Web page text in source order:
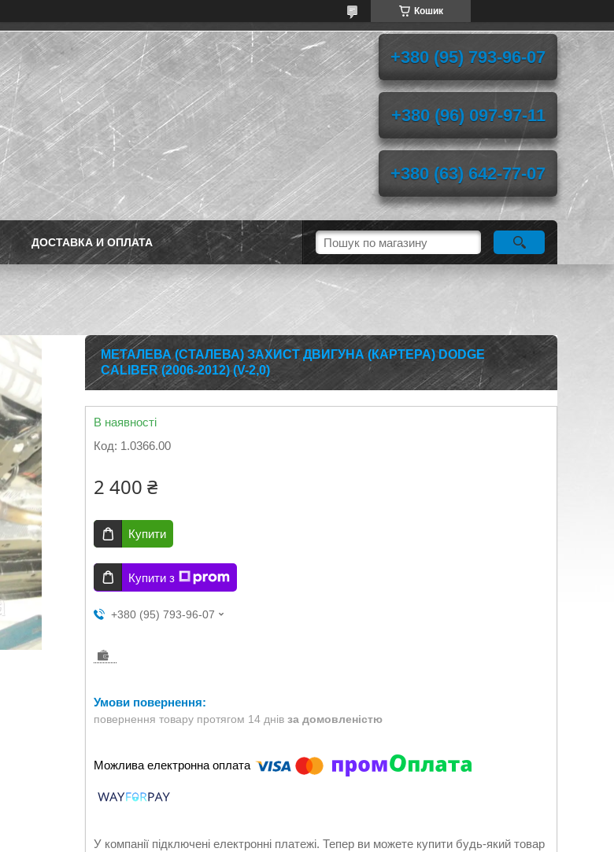
Кошик
+380 (95) 793-96-07
+380 (96) 097-97-11
+380 (63) 642-77-07
ДОСТАВКА И ОПЛАТА
МЕТАЛЕВА (СТАЛЕВА) ЗАХИСТ ДВИГУНА (КАРТЕРА) DODGE
CALIBER (2006-2012) (V-2,0)
В наявності
Код: 1.0366.00
2 400 ₴
Купити
Купити з
+380 (95) 793-96-07
повернення товару протягом 14 днів за домовленістю
У компанії підключені електронні платежі. Тепер ви можете купити будь-який товар